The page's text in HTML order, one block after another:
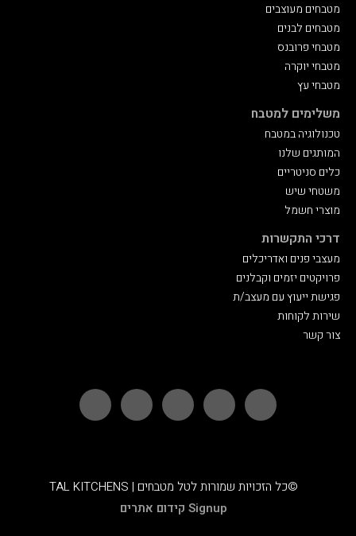
מטבחים מעוצבים
מטבחים לבנים
מטבחי פרובנס
מטבחי יוקרה
מטבחי עץ
משלימים למטבח
טכנולוגיה במטבח
המותגים שלנו
כלים סניטריים
משטחי שיש
מוצרי חשמל
דרכי התקשרות
מעצבי פנים ואדריכלים
פרויקטים יזמים וקבלנים
פגישת ייעוץ עם מעצב/ת
שירות לקוחות
צור‬ קשר
©כל הזכויות שמורות לטל מטבחים | TAL KITCHENS
Signup קידום אתרים